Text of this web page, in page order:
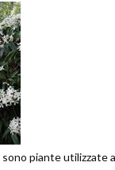
piante utilizzate